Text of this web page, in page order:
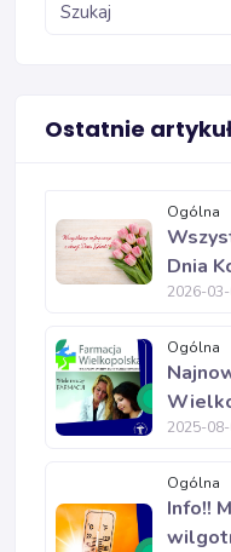
Ostatnie
Ogólna
Dnia
2026-
Ogólna
2025-
Ogólna
Info!!